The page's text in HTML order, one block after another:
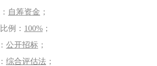
自筹资金 ；
例： 100% ；
公开招标 ；
综合评估法 ；